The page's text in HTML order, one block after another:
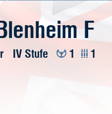
F
IV Stufe 1 1